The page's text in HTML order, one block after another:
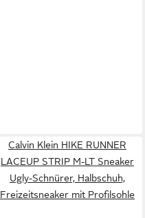
Calvin Klein HIKE RUNNER
LACEUP STRIP M-LT Sneaker
Ugly-Schnürer, Halbschuh,
Freizeitsneaker mit Profilsohle